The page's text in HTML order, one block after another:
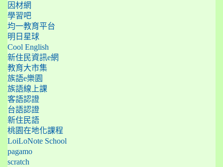
因材網
學習吧
均一教育平台
明日星球
Cool English
新住民資訊e網
教育大市集
族語e樂園
族語線上課
客語認證
台語認證
新住民語
桃園在地化課程
LoiLoNote School
pagamo
scratch